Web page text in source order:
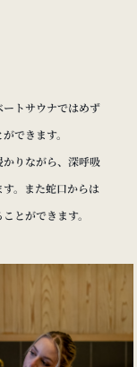
トサウナではめず
できます。
りながら、深呼吸
。また蛇口からは
とができます。